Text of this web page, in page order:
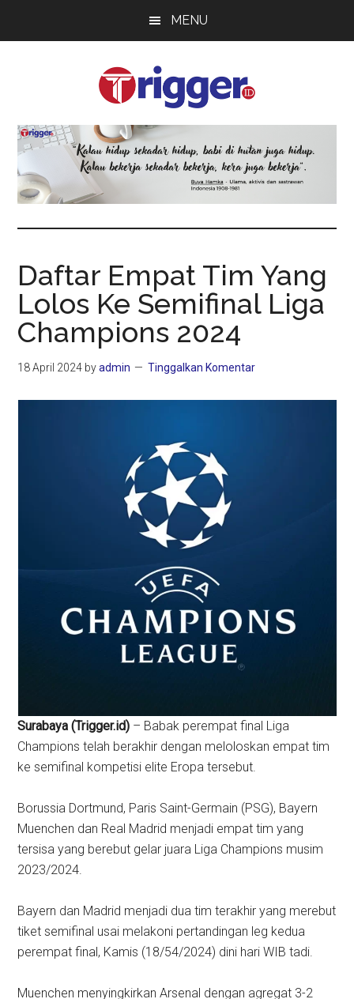
MENU
Trigger
Terkini
Daftar Empat Tim Yang
Lolos Ke Semifinal Liga
Champions 2024
18 April 2024 byadmin Tinggalkan Komentar
Surabaya (Trigger.id) – Babak perempat final Liga
Champions telah berakhir dengan meloloskan empat tim
ke semifinal kompetisi elite Eropa tersebut.
Borussia Dortmund, Paris Saint-Germain (PSG), Bayern
Muenchen dan Real Madrid menjadi empat tim yang
tersisa yang berebut gelar juara Liga Champions musim
2023/2024.
Bayern dan Madrid menjadi dua tim terakhir yang merebut
tiket semifinal usai melakoni pertandingan leg kedua
perempat final, Kamis (18/54/2024) dini hari WIB tadi.
Muenchen menyingkirkan Arsenal dengan agregat 3-2